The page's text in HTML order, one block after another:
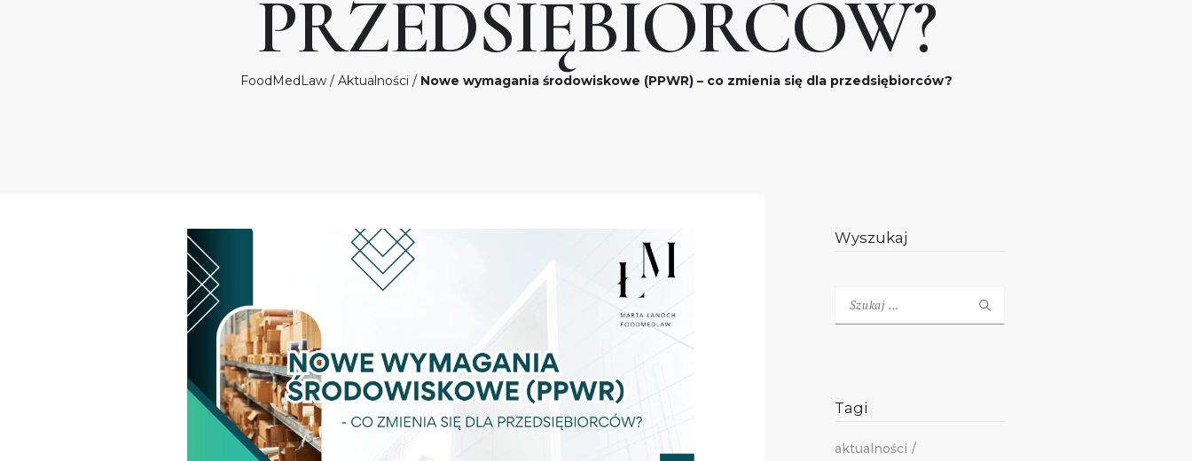
PRZEDSIĘBIORCÓW?
FoodMedLaw/ Aktualności / Nowe wymagania środowiskowe (PPWR) – co zmienia się dla przedsiębiorców?
Wyszukaj
Tagi
aktualności